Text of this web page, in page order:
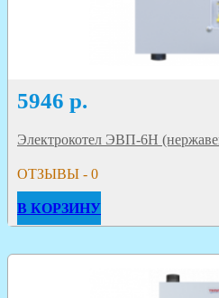
5946 р.
Электрокотел ЭВП-6Н
ОТЗЫВЫ - 0
В КОРЗИНУ